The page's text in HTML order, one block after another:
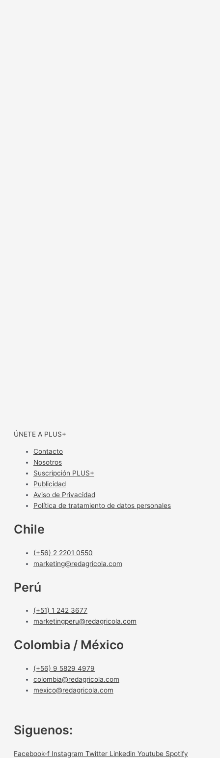
ÚNETE A PLUS+
Contacto
Nosotros
Suscripción PLUS+
Publicidad
Aviso de Privacidad
Política de tratamiento de datos personales
Chile
(+56) 2 2201 0550
marketing@redagricola.com
Perú
(+51) 1 242 3677
marketingperu@redagricola.com
Colombia / México
(+56) 9 5829 4979
colombia@redagricola.com
mexico@redagricola.com
Siguenos:
Facebook-f Instagram Twitter Linkedin Youtube Spotify